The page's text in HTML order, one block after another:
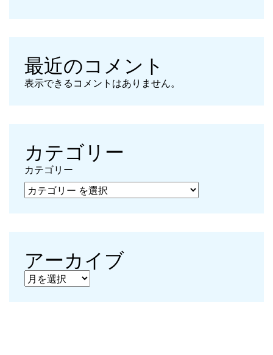
最近のコメント
表示できるコメントはありません。
カテゴリー
カテゴリー
アーカイブ
アーカイブ